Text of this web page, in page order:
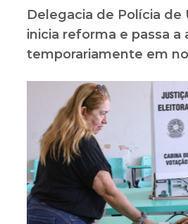
Delegacia de Polícia de
inicia reforma e passa a
temporariamente em